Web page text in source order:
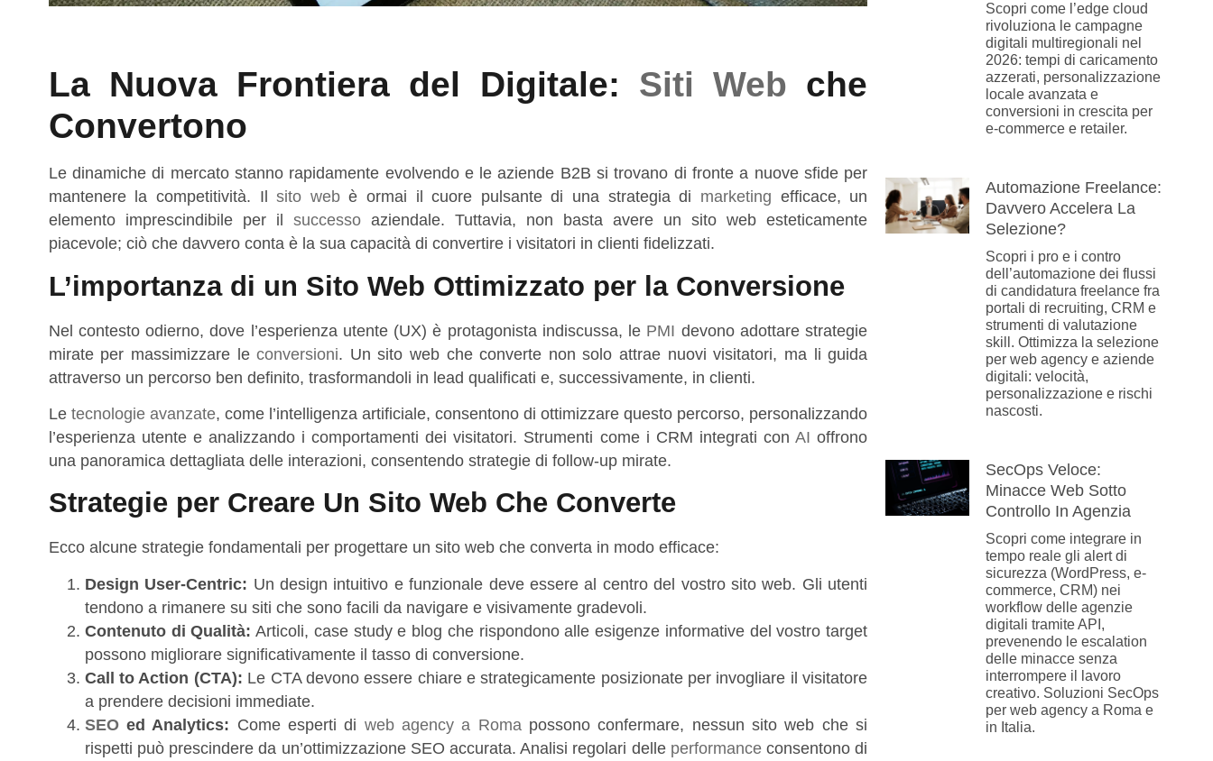
La Nuova Frontiera del Digitale: Siti Web che
Convertono
Le dinamiche di mercato stanno rapidamente evolvendo e le aziende B2B si trovano di fronte a nuove sfide per
mantenere la competitività. Ilsito webè ormai il cuore pulsante di una strategia di marketing efficace, un
elemento imprescindibile per il successoaziendale. Tuttavia, non basta avere un sito web esteticamente
piacevole; ciò che davvero conta è la sua capacità di convertire i visitatori in clienti fidelizzati.
L’importanza di un Sito Web Ottimizzato per la Conversione
Nel contesto odierno, dove l’esperienza utente (UX) è protagonista indiscussa, le PMI devono adottare strategie
mirate per massimizzare leconversioni. Un sito web che converte non solo attrae nuovi visitatori, ma li guida
attraverso un percorso ben definito, trasformandoli in lead qualificati e, successivamente, in clienti.
Le tecnologie avanzate, come l’intelligenza artificiale, consentono di ottimizzare questo percorso, personalizzando
l’esperienza utente e analizzando i comportamenti dei visitatori. Strumenti come i CRM integrati conAI offrono
una panoramica dettagliata delle interazioni, consentendo strategie di follow-up mirate.
Strategie per Creare Un Sito Web Che Converte
Ecco alcune strategie fondamentali per progettare un sito web che converta in modo efficace:
Design User-Centric: Un design intuitivo e funzionale deve essere al centro del vostro sito web. Gli utenti
tendono a rimanere su siti che sono facili da navigare e visivamente gradevoli.
Contenuto di Qualità: Articoli, case study e blog che rispondono alle esigenze informative del vostro target
possono migliorare significativamente il tasso di conversione.
Call to Action (CTA): Le CTA devono essere chiare e strategicamente posizionate per invogliare il visitatore
a prendere decisioni immediate.
SEOed Analytics: Come esperti di web agency a Roma possono confermare, nessun sito web che si
rispetti può prescindere da un’ottimizzazione SEO accurata. Analisi regolari delle performanceconsentono di
Scopri come l’edge cloud
rivoluziona le campagne
digitali multiregionali nel
2026: tempi di caricamento
azzerati, personalizzazione
locale avanzata e
conversioni in crescita per
e-commerce e retailer.
Automazione Freelance:
Davvero Accelera La
Selezione?
Scopri i pro e i contro
dell’automazione dei flussi
di candidatura freelance fra
portali di recruiting, CRM e
strumenti di valutazione
skill. Ottimizza la selezione
per web agency e aziende
digitali: velocità,
personalizzazione e rischi
nascosti.
SecOps Veloce:
Minacce Web Sotto
Controllo In Agenzia
Scopri come integrare in
tempo reale gli alert di
sicurezza (WordPress, e-
commerce, CRM) nei
workflow delle agenzie
digitali tramite API,
prevenendo le escalation
delle minacce senza
interrompere il lavoro
creativo. Soluzioni SecOps
per web agency a Roma e
in Italia.